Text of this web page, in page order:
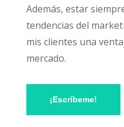
Además, estar
tendencias del
mis clientes una
mercado.
¡Escríbeme!